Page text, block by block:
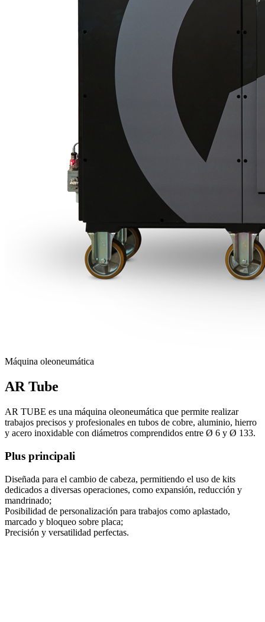
Máquina oleoneumática
AR Tube
AR TUBE es una máquina oleoneumática que permite realizar
trabajos precisos y profesionales en tubos de cobre, aluminio, hierro
y acero inoxidable con diámetros comprendidos entre Ø 6 y Ø 133.
Plus principali
Diseñada para el cambio de cabeza, permitiendo el uso de kits
dedicados a diversas operaciones, como expansión, reducción y
mandrinado;
Posibilidad de personalización para trabajos como aplastado,
marcado y bloqueo sobre placa;
Precisión y versatilidad perfectas.